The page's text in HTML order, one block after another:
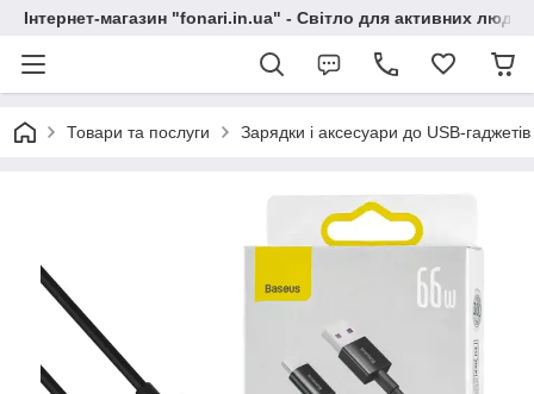
Інтернет-магазин "fonari.in.ua" - Світло для активних людей
Товари та послуги Зарядки і аксесуари до USB-гаджетів